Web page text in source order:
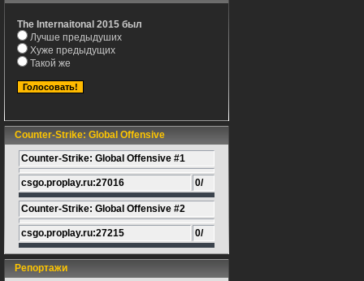
The Internaitonal 2015 был
Лучше предыдуших
Хуже предыдущих
Такой же
Counter-Strike: Global Offensive
Counter-Strike: Global Offensive #1
csgo.proplay.ru:27016 0/
Counter-Strike: Global Offensive #2
csgo.proplay.ru:27215 0/
Репортажи